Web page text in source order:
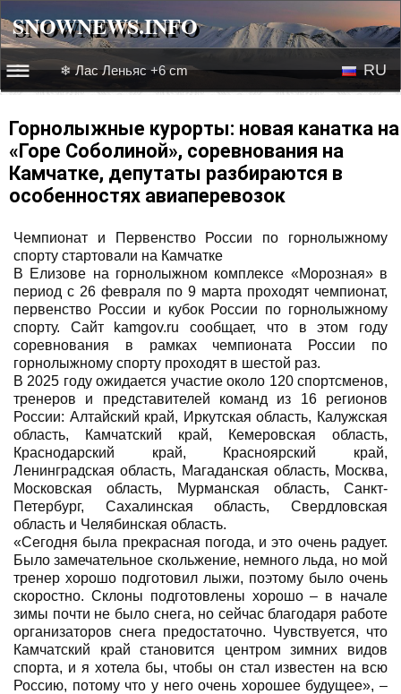
SNOWNEWS.INFO
☰☰
Веб-камеры
Лыжное видео
❄ Лас Леньяс +6 cm RU
Горнолыжные курорты: новая канатка на
«Горе Соболиной», соревнования на
Камчатке, депутаты разбираются в
особенностях авиаперевозок
Чемпионат и Первенство России по горнолыжному
спорту стартовали на Камчатке
В Елизове на горнолыжном комплексе «Морозная» в
период с 26 февраля по 9 марта проходят чемпионат,
первенство России и кубок России по горнолыжному
спорту. Сайт kamgov.ru сообщает, что в этом году
соревнования в рамках чемпионата России по
горнолыжному спорту проходят в шестой раз.
В 2025 году ожидается участие около 120 спортсменов,
тренеров и представителей команд из 16 регионов
России: Алтайский край, Иркутская область, Калужская
область, Камчатский край, Кемеровская область,
Краснодарский край, Красноярский край,
Ленинградская область, Магаданская область, Москва,
Московская область, Мурманская область, Санкт-
Петербург, Сахалинская область, Свердловская
область и Челябинская область.
«Сегодня была прекрасная погода, и это очень радует.
Было замечательное скольжение, немного льда, но мой
тренер хорошо подготовил лыжи, поэтому было очень
скоростно. Склоны подготовлены хорошо – в начале
зимы почти не было снега, но сейчас благодаря работе
организаторов снега предостаточно. Чувствуется, что
Камчатский край становится центром зимних видов
спорта, и я хотела бы, чтобы он стал известен на всю
Россию, потому что у него очень хорошее будущее», –